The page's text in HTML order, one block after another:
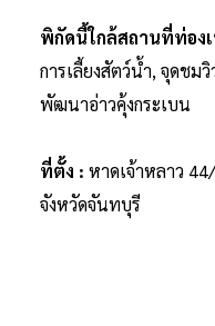
พิกัดนี้ใกล้สถานที่ท่อง
การเลี้ยงสัตว์น้ำ, จุดชม
พัฒนาอ่าวคุ้งกระเบน
ที่ตั้ง : หาดเจ้าหลาว
จังหวัดจันทบุรี